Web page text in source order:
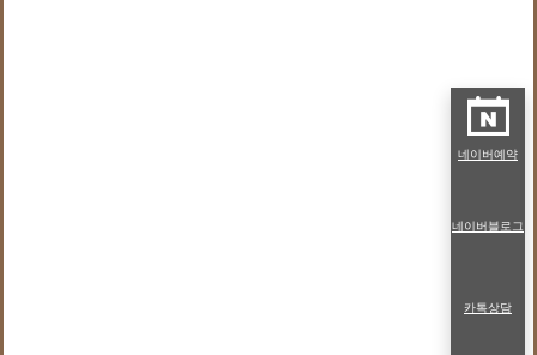
네이버예약
네이버블로그
카톡상담